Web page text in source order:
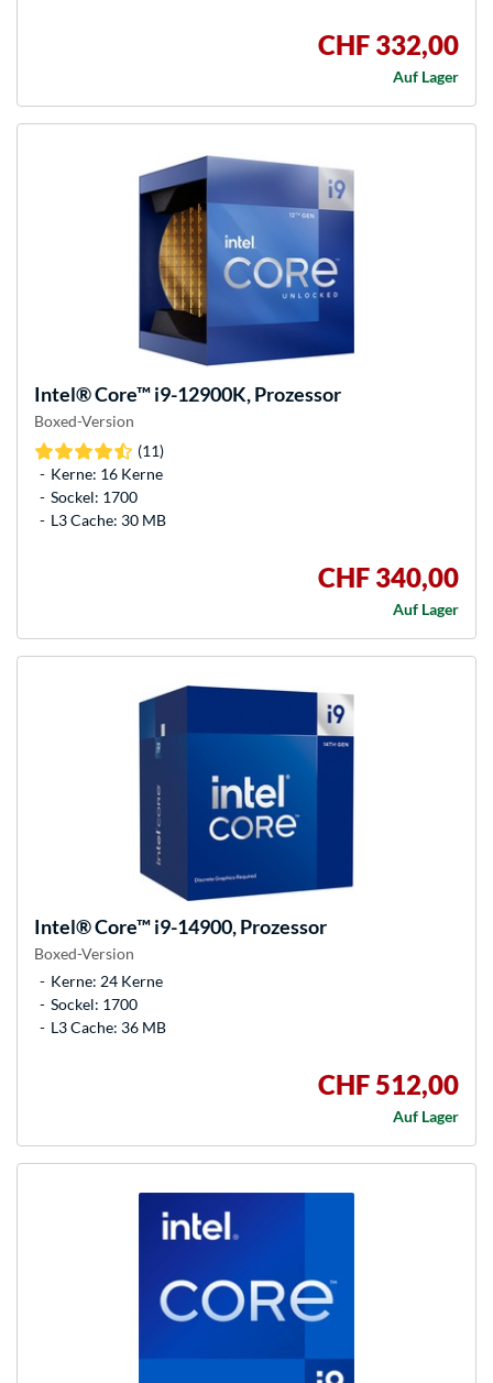
CHF 332,00
Auf Lager
Intel®Core™ i9-12900K, Prozessor
Boxed-Version
(11)
Kerne: 16 Kerne
Sockel: 1700
L3 Cache: 30 MB
CHF 340,00
Auf Lager
Intel®Core™ i9-14900, Prozessor
Boxed-Version
Kerne: 24 Kerne
Sockel: 1700
L3 Cache: 36 MB
CHF 512,00
Auf Lager